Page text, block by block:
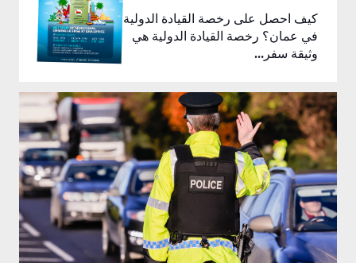
كيف احصل على رخصة القيادة الدولية
في عمان؟ رخصة القيادة الدولية هي
وثيقة سفر…